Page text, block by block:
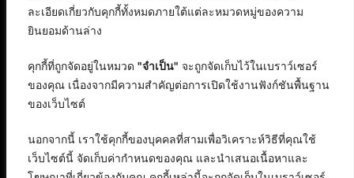
ละเอียดเกี่ยวกับคุกกี้ทั้งหมดภายใต้แต่ละหมวดหมู่ของความ
ยินยอมด้านล่าง
คุกกี้ที่ถูกจัดอยู่ในหมวด "จำเป็น" จะถูกจัดเก็บไว้ในเบราว์เซอร์
ของคุณ เนื่องจากมีความสำคัญต่อการเปิดใช้งานฟังก์ชันพื้นฐาน
ของเว็บไซต์
นอกจากนี้ เราใช้คุกกี้ของบุคคลที่สามเพื่อวิเคราะห์วิธีที่คุณใช้
เว็บไซต์นี้ จัดเก็บค่ากำหนดของคุณ และนำเสนอเนื้อหาและ